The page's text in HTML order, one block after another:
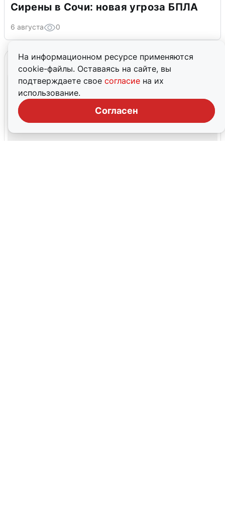
На информационном ресурсе применяются
cookie-файлы. Оставаясь на сайте, вы
подтверждаете свое согласие на их
использование.
Согласен
Сирены в Сочи: новая угроза БПЛА
6 августа 0